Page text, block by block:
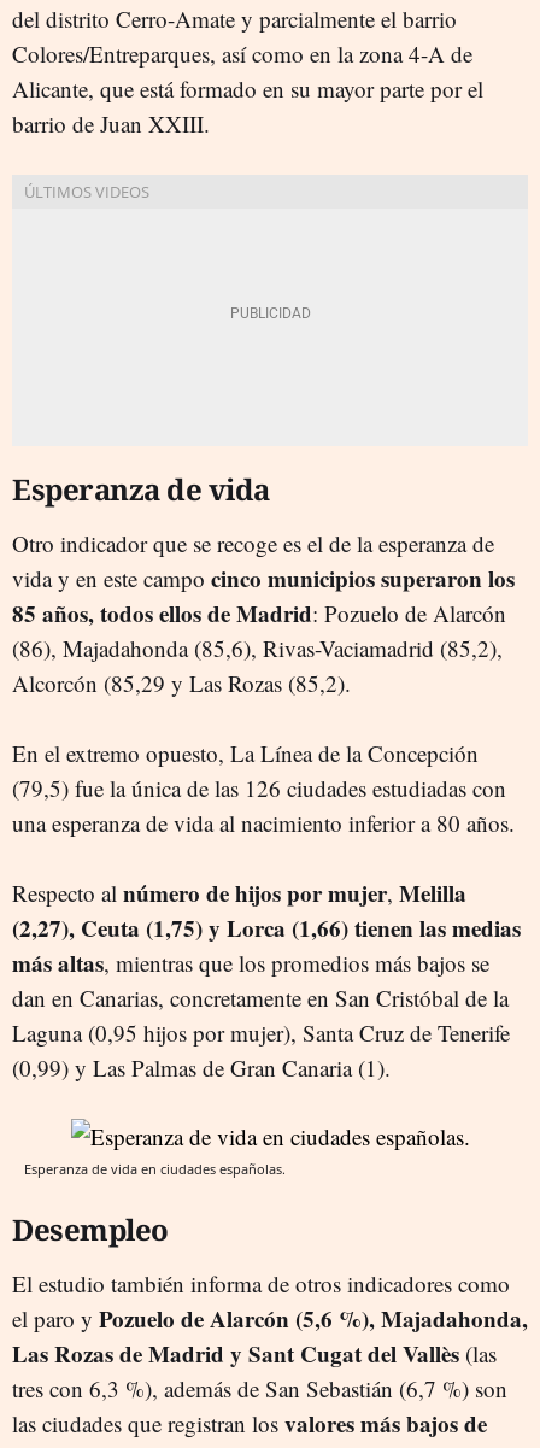
del distrito Cerro-Amate y parcialmente el barrio
Colores/Entreparques, así como en la zona 4-A de
Alicante, que está formado en su mayor parte por el
barrio de Juan XXIII.
Esperanza de vida
Otro indicador que se recoge es el de la esperanza de
vida y en este campo cinco municipios superaron los
85 años, todos ellos de Madrid: Pozuelo de Alarcón
(86), Majadahonda (85,6), Rivas-Vaciamadrid (85,2),
Alcorcón (85,29 y Las Rozas (85,2).
En el extremo opuesto, La Línea de la Concepción
(79,5) fue la única de las 126 ciudades estudiadas con
una esperanza de vida al nacimiento inferior a 80 años.
Respecto al número de hijos por mujer, Melilla
(2,27), Ceuta (1,75) y Lorca (1,66) tienen las medias
más altas, mientras que los promedios más bajos se
dan en Canarias, concretamente en San Cristóbal de la
Laguna (0,95 hijos por mujer), Santa Cruz de Tenerife
(0,99) y Las Palmas de Gran Canaria (1).
Esperanza de vida en ciudades españolas.
Desempleo
El estudio también informa de otros indicadores como
el paro y Pozuelo de Alarcón (5,6 %), Majadahonda,
Las Rozas de Madrid y Sant Cugat del Vallès (las
tres con 6,3 %), además de San Sebastián (6,7 %) son
las ciudades que registran los valores más bajos de